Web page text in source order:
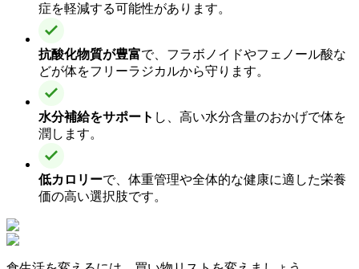
症を軽減する可能性があります。
抗酸化物質が豊富で、フラボノイドやフェノール酸な
どが体をフリーラジカルから守ります。
水分補給をサポート し、高い水分含量のおかげで体を
潤します。
低カロリーで、体重管理や全体的な健康に適した栄養
価の高い選択肢です。